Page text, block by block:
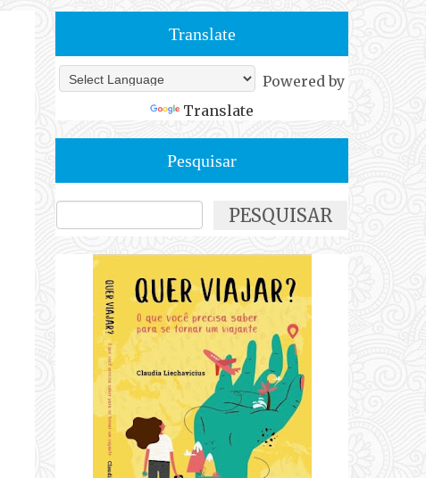
Translate
Powered by
Translate
Pesquisar